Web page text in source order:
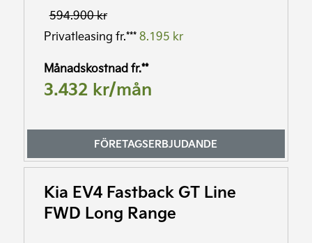
594.900 kr
Privatleasing fr.***8.195 kr
Månadskostnad fr.**
3.432 kr/mån
Företagsleasing*
4.405 kr/mån
Företagskampanj 547.308 kr
Läs mer
FÖRETAGSERBJUDANDE
Kia EV4 Fastback GT Line
FWD Long Range